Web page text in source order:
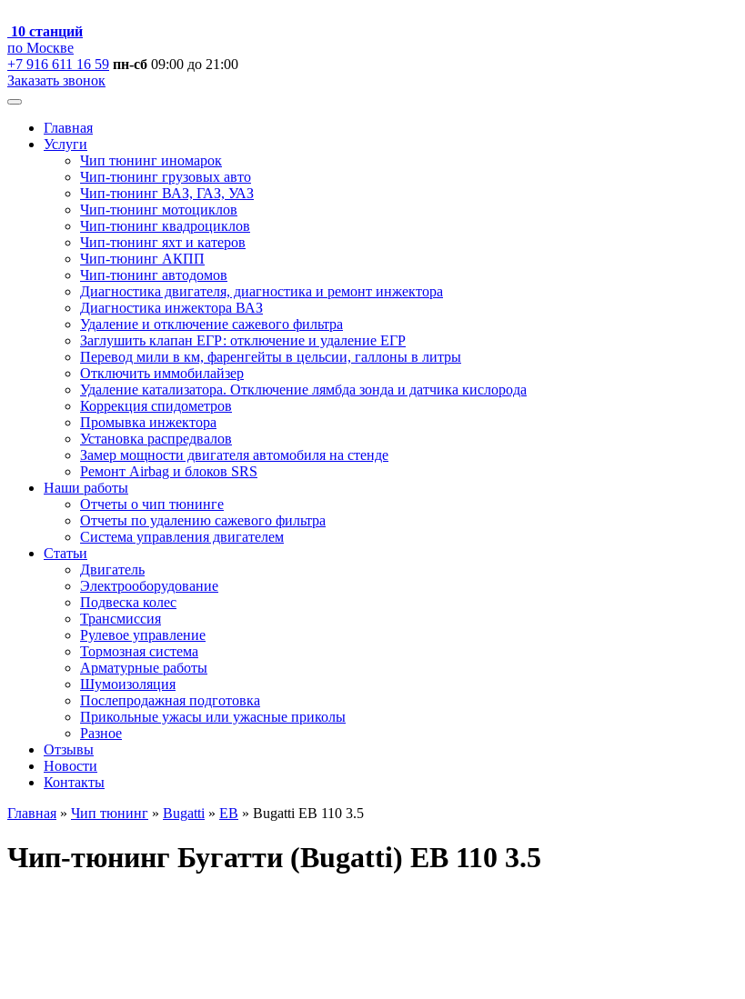
10 станций
по Москве
+7 916 611 16 59 пн-сб 09:00 до 21:00
Заказать звонок
Главная
Услуги
Чип тюнинг иномарок
Чип-тюнинг грузовых авто
Чип-тюнинг ВАЗ, ГАЗ, УАЗ
Чип-тюнинг мотоциклов
Чип-тюнинг квадроциклов
Чип-тюнинг яхт и катеров
Чип-тюнинг АКПП
Чип-тюнинг автодомов
Диагностика двигателя, диагностика и ремонт инжектора
Диагностика инжектора ВАЗ
Удаление и отключение сажевого фильтра
Заглушить клапан ЕГР: отключение и удаление ЕГР
Перевод мили в км, фаренгейты в цельсии, галлоны в литры
Отключить иммобилайзер
Удаление катализатора. Отключение лямбда зонда и датчика кислорода
Коррекция спидометров
Промывка инжектора
Установка распредвалов
Замер мощности двигателя автомобиля на стенде
Ремонт Airbag и блоков SRS
Наши работы
Отчеты о чип тюнинге
Отчеты по удалению сажевого фильтра
Система управления двигателем
Статьи
Двигатель
Электрооборудование
Подвеска колес
Трансмиссия
Рулевое управление
Тормозная система
Арматурные работы
Шумоизоляция
Послепродажная подготовка
Прикольные ужасы или ужасные приколы
Разное
Отзывы
Новости
Контакты
Главная » Чип тюнинг » Bugatti » EB » Bugatti EB 110 3.5
Чип-тюнинг Бугатти (Bugatti) EB 110 3.5